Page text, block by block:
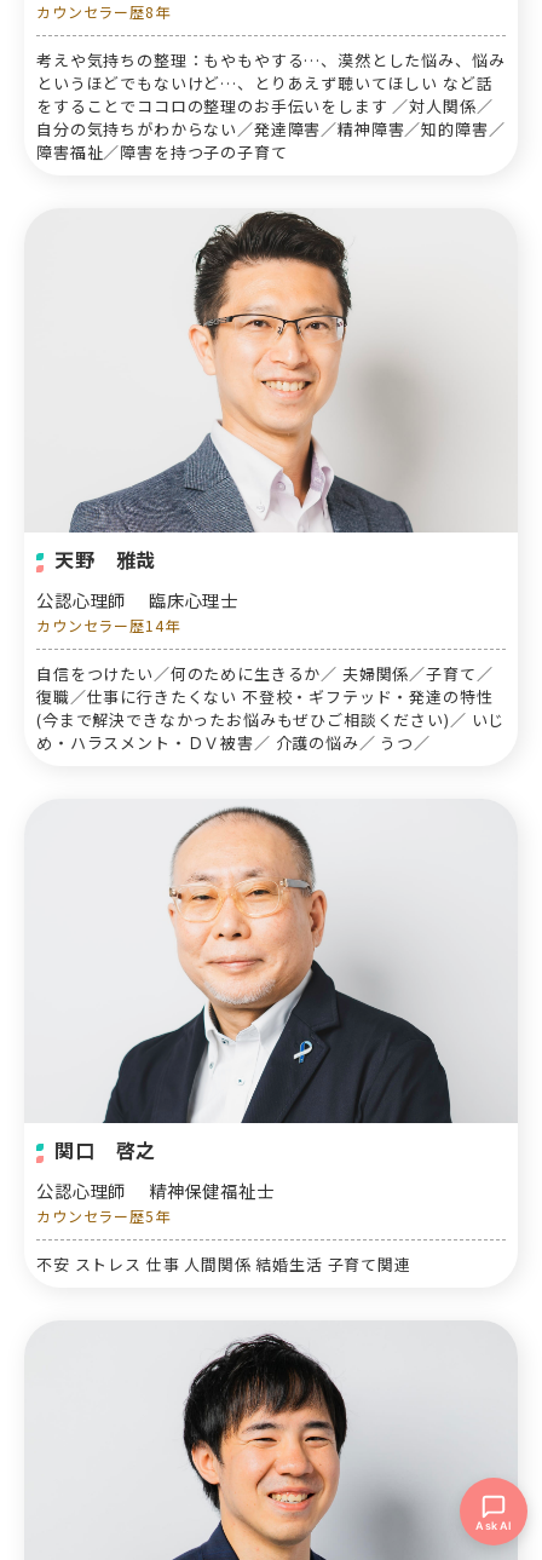
カウンセラー歴8年
考えや気持ちの整理：もやもやする…、漠然とした悩み、悩み
というほどでもないけど…、とりあえず聴いてほしい など話
をすることでココロの整理のお手伝いをします ／対人関係／
自分の気持ちがわからない／発達障害／精神障害／知的障害／
障害福祉／障害を持つ子の子育て
天野 雅哉
公認心理師 臨床心理士
カウンセラー歴14年
自信をつけたい／何のために生きるか／ 夫婦関係／子育て／
復職／仕事に行きたくない 不登校・ギフテッド・発達の特性
(今まで解決できなかったお悩みもぜひご相談ください)／ いじ
め・ハラスメント・ＤＶ被害／ 介護の悩み／ うつ／
関口 啓之
公認心理師 精神保健福祉士
カウンセラー歴5年
不安 ストレス 仕事 人間関係 結婚生活 子育て関連
Ask AI